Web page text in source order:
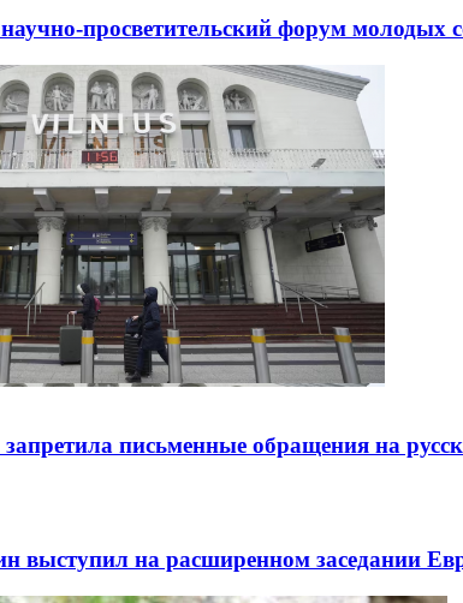
просветительский форум молодых
письменные обращения на
на расширенном заседании